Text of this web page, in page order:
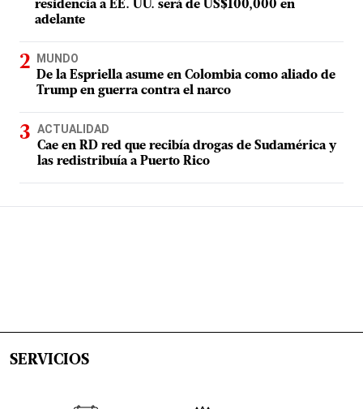
residencia a EE. UU. será de US$100,000 en
adelante
MUNDO
De la Espriella asume en Colombia como aliado de
Trump en guerra contra el narco
ACTUALIDAD
Cae en RD red que recibía drogas de Sudamérica y
las redistribuía a Puerto Rico
SERVICIOS